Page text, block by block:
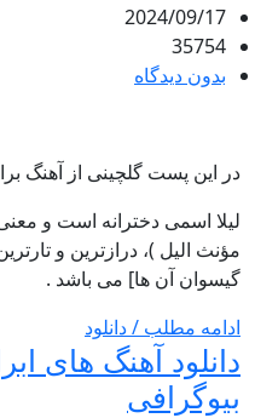
2024/09/17
35754
بدون دیدگاه
در این پست گلچینی از آهنگ
لیلا اسمی دخترانه است و
مؤنث الیل )، درازترین و
گیسوان آن ها] می باشد .
ادامه مطلب / دانلود
دانلود آهنگ های
بیوگرافی